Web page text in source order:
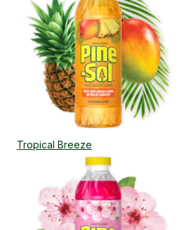
Tropical Breeze